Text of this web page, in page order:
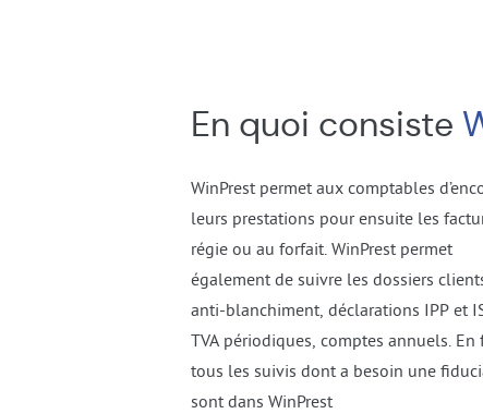
En quoi consiste
WinPrest permet aux comptables
leurs prestations pour ensuite les
régie ou au forfait. WinPrest permet
également de suivre les dossiers
anti-blanchiment, déclarations IPP et
TVA périodiques, comptes annuels. En
tous les suivis dont a besoin une
sont dans WinPrest